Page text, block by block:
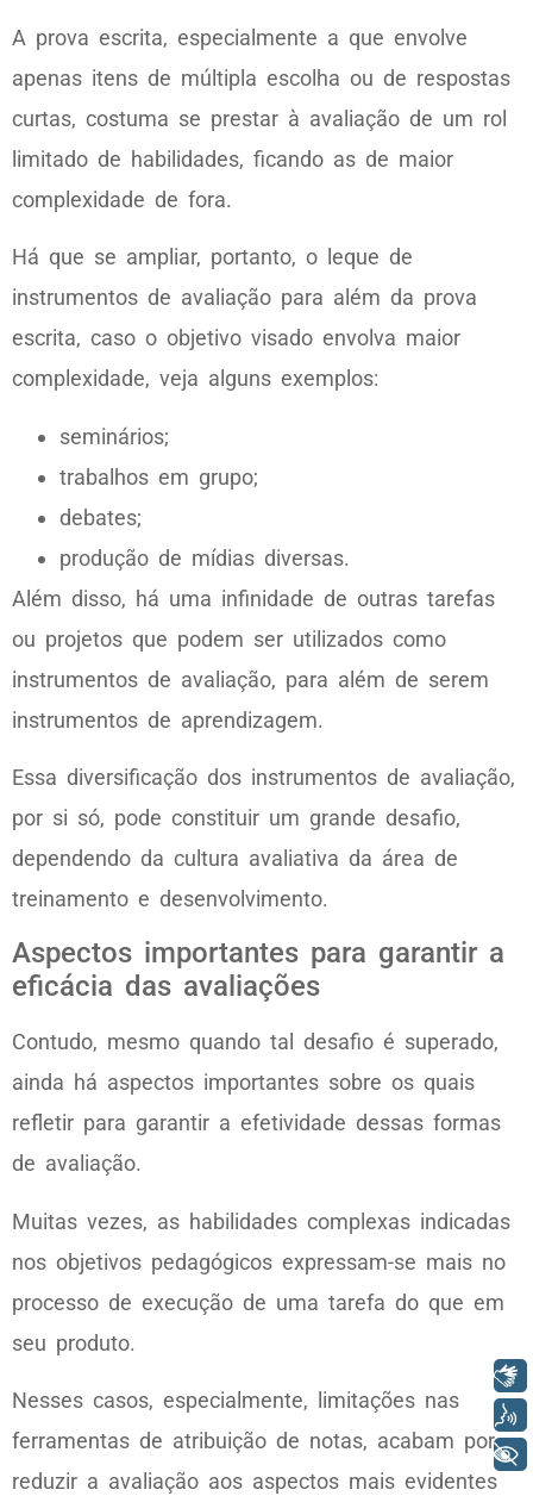
A prova escrita, especialmente a que envolve
apenas itens de múltipla escolha ou de respostas
curtas, costuma se prestar à avaliação de um rol
limitado de habilidades, ficando as de maior
complexidade de fora.
Há que se ampliar, portanto, o leque de
instrumentos de avaliação para além da prova
escrita, caso o objetivo visado envolva maior
complexidade, veja alguns exemplos:
seminários;
trabalhos em grupo;
debates;
produção de mídias diversas.
Além disso, há uma infinidade de outras tarefas
ou projetos que podem ser utilizados como
instrumentos de avaliação, para além de serem
instrumentos de aprendizagem.
Essa diversificação dos instrumentos de avaliação,
por si só, pode constituir um grande desafio,
dependendo da cultura avaliativa da área de
treinamento e desenvolvimento.
Aspectos importantes para garantir a
eficácia das avaliações
Contudo, mesmo quando tal desafio é superado,
ainda há aspectos importantes sobre os quais
refletir para garantir a efetividade dessas formas
de avaliação.
Muitas vezes, as habilidades complexas indicadas
nos objetivos pedagógicos expressam-se mais no
processo de execução de uma tarefa do que em
seu produto.
Nesses casos, especialmente, limitações nas
ferramentas de atribuição de notas, acabam por
reduzir a avaliação aos aspectos mais evidentes
Voz
+ Acessibilidade